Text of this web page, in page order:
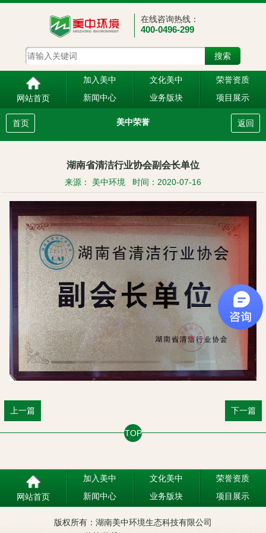
在线咨询热线：
400-0496-299
网站首页
加入美中
新闻中心
文化美中
业务版块
荣誉资质
项目展示
美中荣誉
首页 返回
湖南省清洁行业协会副会长单位
来源： 美中环境 时间：2020-07-16
上一篇 下一篇
TOP
网站首页
加入美中
新闻中心
文化美中
业务版块
荣誉资质
项目展示
版权所有：湖南美中环境生态科技有限公司